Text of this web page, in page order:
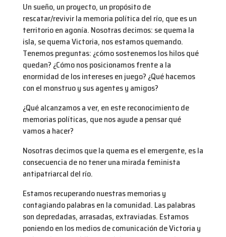
Un sueño, un proyecto, un propósito de
rescatar/revivir la memoria política del río, que es un
territorio en agonía. Nosotras decimos: se quema la
isla, se quema Victoria, nos estamos quemando.
Tenemos preguntas: ¿cómo sostenemos los hilos qué
quedan? ¿Cómo nos posicionamos frente a la
enormidad de los intereses en juego? ¿Qué hacemos
con el monstruo y sus agentes y amigos?
¿Qué alcanzamos a ver, en este reconocimiento de
memorias políticas, que nos ayude a pensar qué
vamos a hacer?
Nosotras decimos que la quema es el emergente, es la
consecuencia de no tener una mirada feminista
antipatriarcal del río.
Estamos recuperando nuestras memorias y
contagiando palabras en la comunidad. Las palabras
son depredadas, arrasadas, extraviadas. Estamos
poniendo en los medios de comunicación de Victoria y